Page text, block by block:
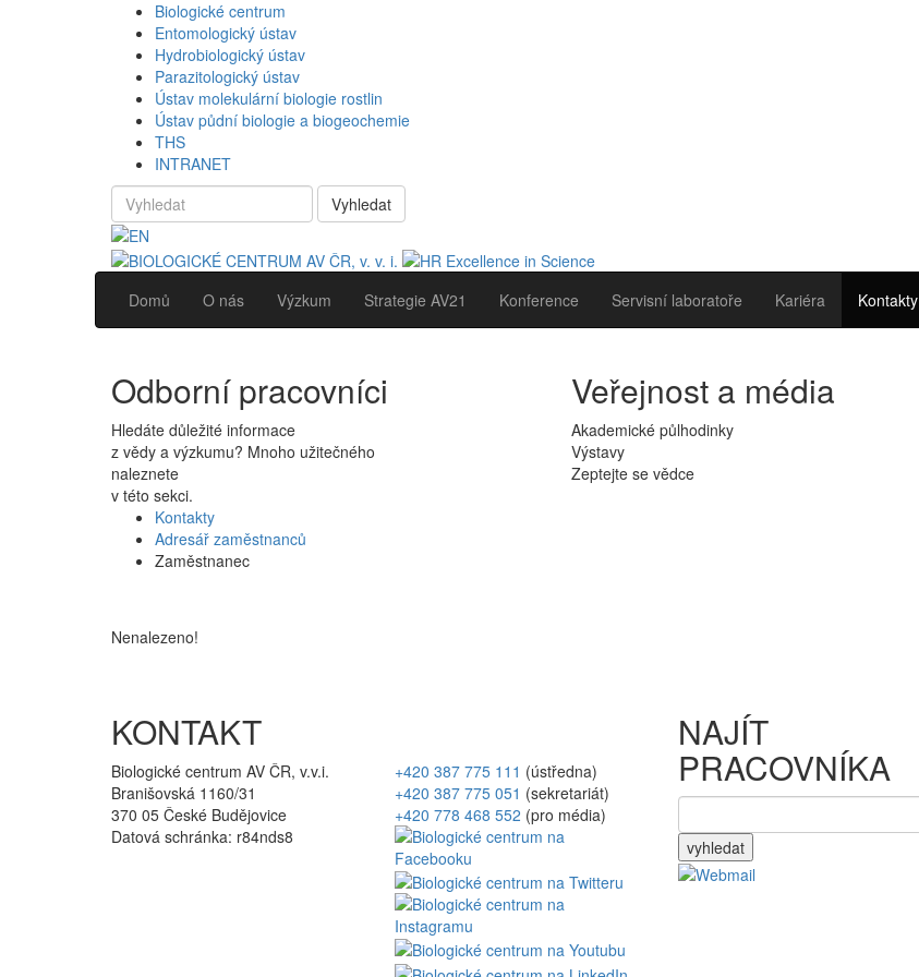
Biologické centrum
Entomologický ústav
Hydrobiologický ústav
Parazitologický ústav
Ústav molekulární biologie rostlin
Ústav půdní biologie a biogeochemie
THS
INTRANET
Vyhledat
Domů O nás Výzkum Strategie AV21 Konference Servisní laboratoře Kariéra Kontakty
Odborní pracovníci
Hledáte důležité informace
z vědy a výzkumu? Mnoho užitečného
naleznete
v této sekci.
Veřejnost a média
Akademické půlhodinky
Výstavy
Zeptejte se vědce
Kontakty
Adresář zaměstnanců
Zaměstnanec
Nenalezeno!
KONTAKT
Biologické centrum AV ČR, v.v.i.
Branišovská 1160/31
370 05 České Budějovice
Datová schránka: r84nds8
+420 387 775 111 (ústředna)
+420 387 775 051 (sekretariát)
+420 778 468 552 (pro média)
NAJÍT
PRACOVNÍKA
vyhledat